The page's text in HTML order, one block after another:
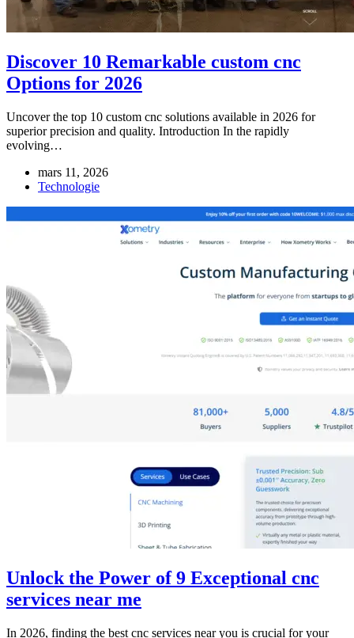
Discover 10 Remarkable custom cnc
Options for 2026
Uncover the top 10 custom cnc solutions available in 2026 for
superior precision and quality. Introduction In the rapidly
evolving…
mars 11, 2026
Technologie
Unlock the Power of 9 Exceptional cnc
services near me
In 2026, finding the best cnc services near you is crucial for your